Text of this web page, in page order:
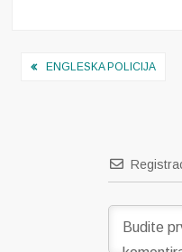
Navigacija
ENGLESKA POLICIJA